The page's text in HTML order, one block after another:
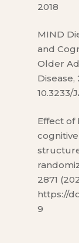
2018
MIND
and
Older
Disease,
10.3233/
Effect of
2871
https://
9